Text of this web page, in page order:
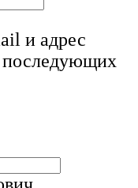
и адрес
последующих